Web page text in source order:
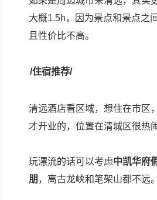
大概1.5h，因为景点和景点之
且性价比不高。
/住宿推荐/
清远酒店看区域，想住在市区，
才开业的，位置在清城区很热
玩漂流的话可以考虑中凯华府
朋 ，离古龙峡和笔架山都不远。